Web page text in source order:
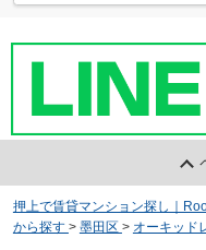
押上で賃貸マンション探し｜
から探す > 墨田区 > オーキッド